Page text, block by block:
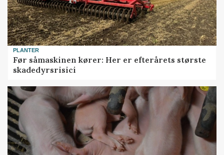
PLANTER
Før såmaskinen kører: Her er efterårets største
skadedyrsrisici